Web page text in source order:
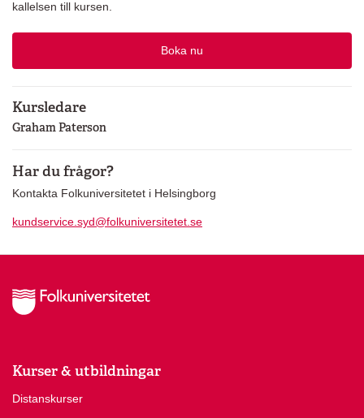
kallelsen till kursen.
Boka nu
Kursledare
Graham Paterson
Har du frågor?
Kontakta Folkuniversitetet i Helsingborg
kundservice.syd@folkuniversitetet.se
Kurser & utbildningar
Distanskurser